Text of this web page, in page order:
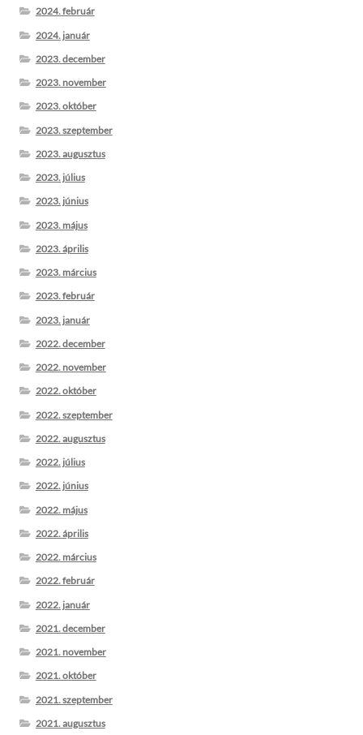
2024. február
2024. január
2023. december
2023. november
2023. október
2023. szeptember
2023. augusztus
2023. július
2023. június
2023. május
2023. április
2023. március
2023. február
2023. január
2022. december
2022. november
2022. október
2022. szeptember
2022. augusztus
2022. július
2022. június
2022. május
2022. április
2022. március
2022. február
2022. január
2021. december
2021. november
2021. október
2021. szeptember
2021. augusztus